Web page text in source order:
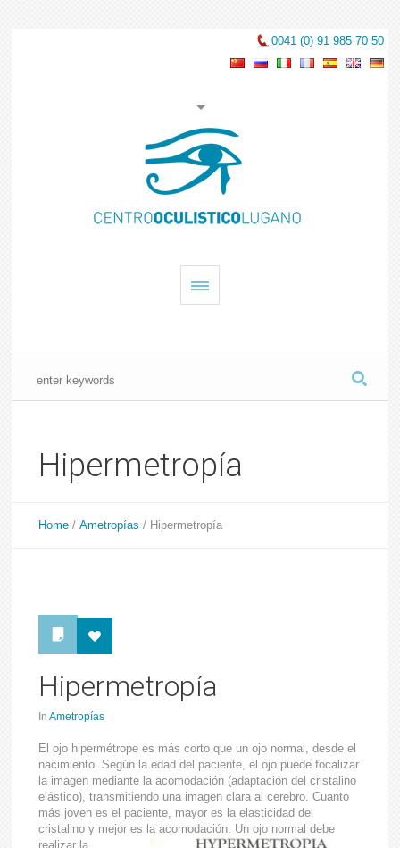
0041 (0) 91 985 70 50
Hipermetropía
Home /Ametropías / Hipermetropía
Hipermetropía
InAmetropías
El ojo hipermétrope es más corto que un ojo normal, desde el
nacimiento. Según la edad del paciente, el ojo puede focalizar
la imagen mediante la acomodación (adaptación del cristalino
elástico), transmitiendo una imagen clara al cerebro. Cuanto
más joven es el paciente, mayor es la elasticidad del
cristalino y mejor es laacomodación. Un ojo normal debe
realizar la